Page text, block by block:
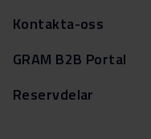
Kontakta-oss
GRAM B2B Portal
Reservdelar